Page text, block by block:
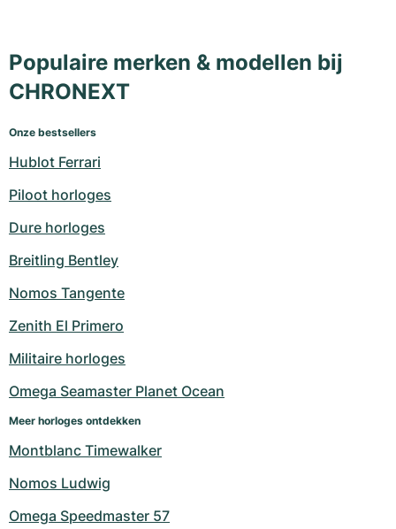
Populaire merken & modellen bij
CHRONEXT
Onze bestsellers
Hublot Ferrari
Piloot horloges
Dure horloges
Breitling Bentley
Nomos Tangente
Zenith El Primero
Militaire horloges
Omega Seamaster Planet Ocean
Meer horloges ontdekken
Montblanc Timewalker
Nomos Ludwig
Omega Speedmaster 57